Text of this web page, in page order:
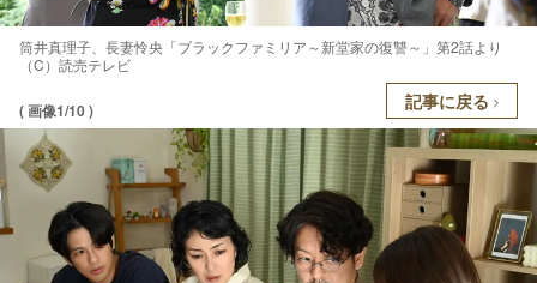
筒井真理子、長妻怜央「ブラックファミリア～新堂家の復讐～」第2話より
（C）読売テレビ
( 画像1/10 ) 記事に戻る